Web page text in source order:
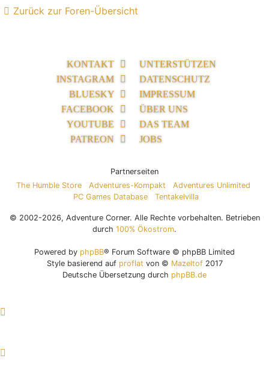
Zurück zur Foren-Übersicht
KONTAKT
INSTAGRAM
BLUESKY
FACEBOOK
YOUTUBE
PATREON
UNTERSTÜTZEN
DATENSCHUTZ
IMPRESSUM
ÜBER UNS
DAS TEAM
JOBS
Partnerseiten
The Humble Store
Adventures-Kompakt
Adventures Unlimited
PC Games Database
Tentakelvilla
© 2002-2026, Adventure Corner. Alle Rechte vorbehalten. Betrieben
durch 100% Ökostrom.
Powered by phpBB® Forum Software © phpBB Limited
Style basierend auf proflat von © Mazeltof2017
Deutsche Übersetzung durch phpBB.de